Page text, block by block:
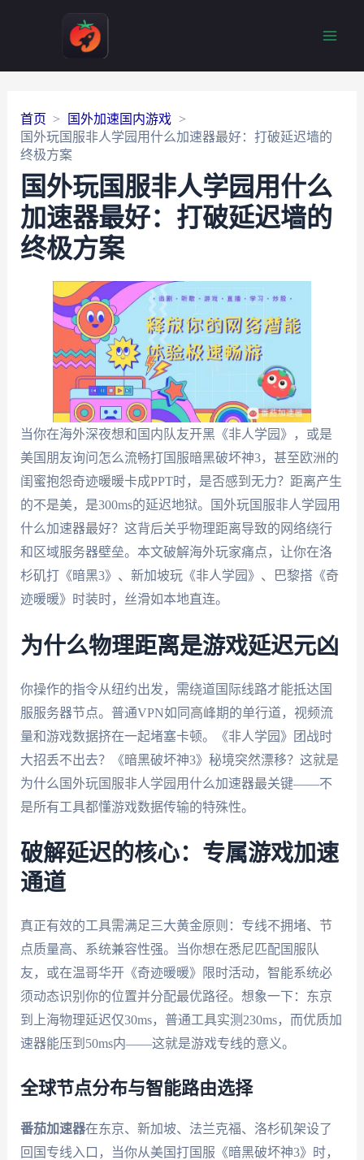
首页
国外加速国内游戏
国外玩国服非人学园用什么加速器最好：打破延迟墙的
终极方案
国外玩国服非人学园用什么
加速器最好：打破延迟墙的
终极方案
当你在海外深夜想和国内队友开黑《非人学园》，或是
美国朋友询问怎么流畅打国服暗黑破坏神3，甚至欧洲的
闺蜜抱怨奇迹暖暖卡成PPT时，是否感到无力？距离产生
的不是美，是300ms的延迟地狱。国外玩国服非人学园用
什么加速器最好？这背后关乎物理距离导致的网络绕行
和区域服务器壁垒。本文破解海外玩家痛点，让你在洛
杉矶打《暗黑3》、新加坡玩《非人学园》、巴黎搭《奇
迹暖暖》时装时，丝滑如本地直连。
为什么物理距离是游戏延迟元凶
你操作的指令从纽约出发，需绕道国际线路才能抵达国
服服务器节点。普通VPN如同高峰期的单行道，视频流
量和游戏数据挤在一起堵塞卡顿。《非人学园》团战时
大招丢不出去？《暗黑破坏神3》秘境突然漂移？这就是
为什么国外玩国服非人学园用什么加速器最关键——不
是所有工具都懂游戏数据传输的特殊性。
破解延迟的核心：专属游戏加速
通道
真正有效的工具需满足三大黄金原则：专线不拥堵、节
点质量高、系统兼容性强。当你想在悉尼匹配国服队
友，或在温哥华开《奇迹暖暖》限时活动，智能系统必
须动态识别你的位置并分配最优路径。想象一下：东京
到上海物理延迟仅30ms，普通工具实测230ms，而优质加
速器能压到50ms内——这就是游戏专线的意义。
全球节点分布与智能路由选择
番茄加速器在东京、新加坡、法兰克福、洛杉矶架设了
回国专线入口，当你从美国打国服《暗黑破坏神3》时，